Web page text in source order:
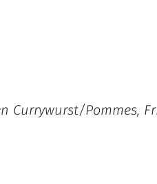
Currywurst/Pommes,